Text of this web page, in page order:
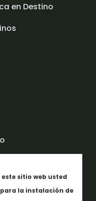
sitio web usted
la instalación de
en Destino